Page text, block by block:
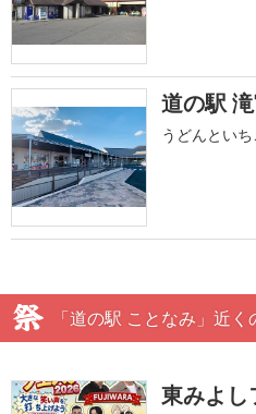
道の駅
うどんとい
「道の駅 ことなみ」近く
東みよし